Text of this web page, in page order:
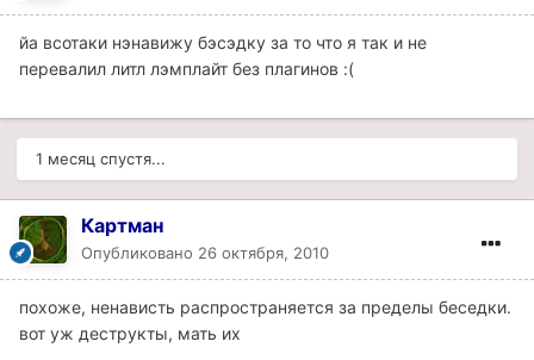
йа всотаки нэнавижу бэсэдку за то что я так и не
перевалил литл лэмплайт без плагинов :(
1 месяц спустя...
Картман
Опубликовано 26 октября, 2010
похоже, ненависть распространяется за пределы беседки.
вот уж деструкты, мать их